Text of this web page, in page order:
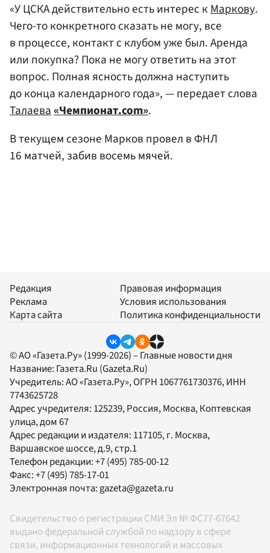
«У ЦСКА действительно есть интерес кМаркову.
Чего-то конкретного сказать не могу, все
в процессе, контакт с клубом уже был. Аренда
или покупка? Пока не могу ответить на этот
вопрос. Полная ясность должна наступить
до конца календарного года», — передает слова
Талаева«Чемпионат.com».
В текущем сезоне Марков провел в ФНЛ
16 матчей, забив восемь мячей.
Редакция
Реклама
Карта сайта
Правовая информация
Условия использования
Политика конфиденциальности
© АО «Газета.Ру» (1999-2026) – Главные новости дня
Название: Газета.Ru (Gazeta.Ru)
Учредитель:АО «Газета.Ру», ОГРН 1067761730376, ИНН
7743625728
Адрес учредителя: 125239, Россия, Москва, Коптевская
улица, дом 67
Адрес редакции и издателя: 117105, г. Москва,
Варшавское шоссе, д.9, стр.1
Телефон редакции:+7 (495) 785-00-12
Факс:+7 (495) 785-17-01
Электронная почта: gazeta@gazeta.ru
Свидетельство о регистрации СМИ Эл № ФС77-67642
выдано федеральной службой по надзору в сфере
связи, информационных технологий и массовых